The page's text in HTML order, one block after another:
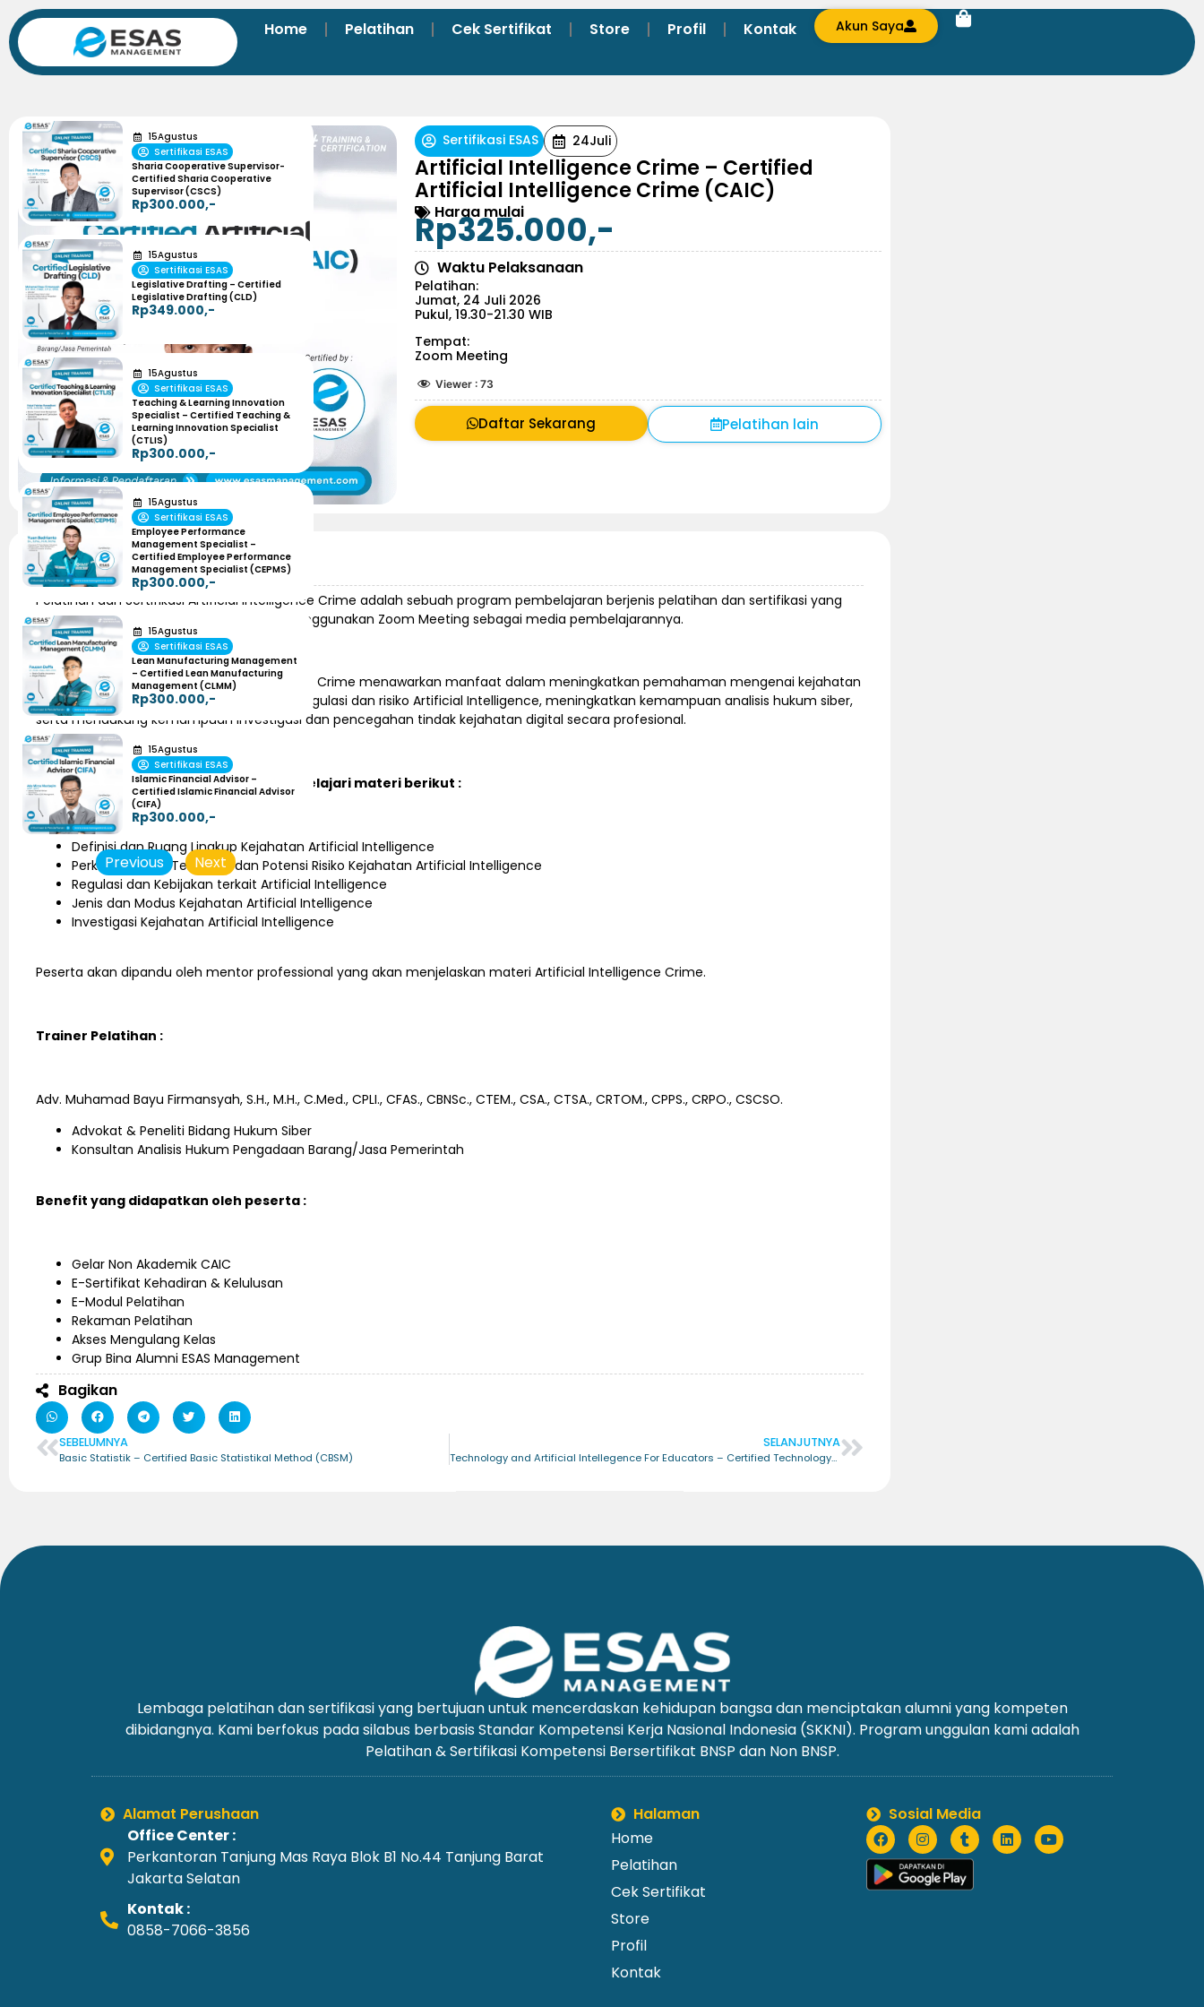
Home Pelatihan Cek Sertifikat Store Profil Kontak Akun Saya
Sertifikasi ESAS 24Juli
Artificial Intelligence Crime – Certified
Artificial Intelligence Crime (CAIC)
Harga mulai
Rp325.000,-
Waktu Pelaksanaan
Pelatihan:
Jumat, 24 Juli 2026
Pukul, 19.30-21.30 WIB
Tempat:
Zoom Meeting
Viewer : 73
Daftar Sekarang Pelatihan lain
Informasi Pelatihan
Pelatihan dan Sertifikasi Artificial Intelligence Crime adalah sebuah program pembelajaran berjenis pelatihan dan sertifikasi yang
diselenggarakan secara online dengan menggunakan Zoom Meeting sebagai media pembelajarannya.
Pelatihan dan sertifikasi Artificial Intelligence Crime menawarkan manfaat dalam meningkatkan pemahaman mengenai kejahatan
berbasis kecerdasan buatan, memahami regulasi dan risiko Artificial Intelligence, meningkatkan kemampuan analisis hukum siber,
serta mendukung kemampuan investigasi dan pencegahan tindak kejahatan digital secara profesional.
Dalam program ini peserta akan mempelajari materi berikut :
Definisi dan Ruang Lingkup Kejahatan Artificial Intelligence
Perkembangan Teknologi dan Potensi Risiko Kejahatan Artificial Intelligence
Regulasi dan Kebijakan terkait Artificial Intelligence
Jenis dan Modus Kejahatan Artificial Intelligence
Investigasi Kejahatan Artificial Intelligence
Peserta akan dipandu oleh mentor professional yang akan menjelaskan materi Artificial Intelligence Crime.
Trainer Pelatihan :
Adv. Muhamad Bayu Firmansyah, S.H., M.H., C.Med., CPLI., CFAS., CBNSc., CTEM., CSA., CTSA., CRTOM., CPPS., CRPO., CSCSO.
Advokat & Peneliti Bidang Hukum Siber
Konsultan Analisis Hukum Pengadaan Barang/Jasa Pemerintah
Benefit yang didapatkan oleh peserta :
Gelar Non Akademik CAIC
E-Sertifikat Kehadiran & Kelulusan
E-Modul Pelatihan
Rekaman Pelatihan
Akses Mengulang Kelas
Grup Bina Alumni ESAS Management
Bagikan
SEBELUMNYA
Basic Statistik – Certified Basic Statistikal Method (CBSM)
SELANJUTNYA
Technology and Artificial Intellegence For Educators – Certified Technology and Artificial Intellegence For Educators (CTAIE)
15Agustus
Sertifikasi ESAS
Sharia Cooperative Supervisor-
Certified Sharia Cooperative
Supervisor (CSCS)
Rp300.000,-
15Agustus
Sertifikasi ESAS
Legislative Drafting – Certified
Legislative Drafting (CLD)
Rp349.000,-
15Agustus
Sertifikasi ESAS
Teaching & Learning Innovation
Specialist – Certified Teaching &
Learning Innovation Specialist
(CTLIS)
Rp300.000,-
15Agustus
Sertifikasi ESAS
Employee Performance
Management Specialist –
Certified Employee Performance
Management Specialist (CEPMS)
Rp300.000,-
15Agustus
Sertifikasi ESAS
Lean Manufacturing Management
– Certified Lean Manufacturing
Management (CLMM)
Rp300.000,-
15Agustus
Sertifikasi ESAS
Islamic Financial Advisor –
Certified Islamic Financial Advisor
(CIFA)
Rp300.000,-
Previous Next
Lembaga pelatihan dan sertifikasi yang bertujuan untuk mencerdaskan kehidupan bangsa dan menciptakan alumni yang kompeten
dibidangnya. Kami berfokus pada silabus berbasis Standar Kompetensi Kerja Nasional Indonesia (SKKNI). Program unggulan kami adalah
Pelatihan & Sertifikasi Kompetensi Bersertifikat BNSP dan Non BNSP.
Alamat Perushaan
Office Center :
Perkantoran Tanjung Mas Raya Blok B1 No.44 Tanjung Barat
Jakarta Selatan
Kontak :
0858-7066-3856
Halaman
Home
Pelatihan
Cek Sertifikat
Store
Profil
Kontak
Sosial Media